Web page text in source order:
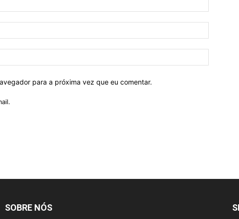
para a próxima vez que eu comentar.
SOBRE NÓS